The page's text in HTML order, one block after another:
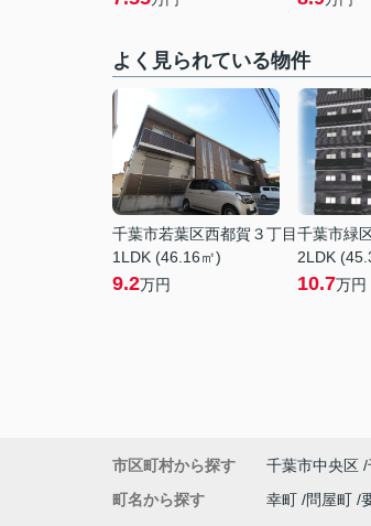
よく見られている物件
千葉市若葉区西都賀３丁目
1LDK (46.16㎡)
9.2万円
千葉市緑
2LDK
10.7万円
市区町村から探す 千葉市中央区
町名から探す
幸町 問屋町